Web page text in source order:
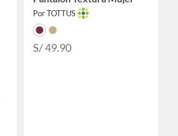
Por TOTTUS
S/ 49.90